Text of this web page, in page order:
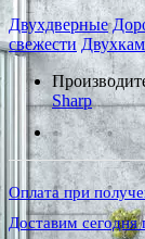
Двухдверные
свежести
Sharp
Оплата при
Доставим